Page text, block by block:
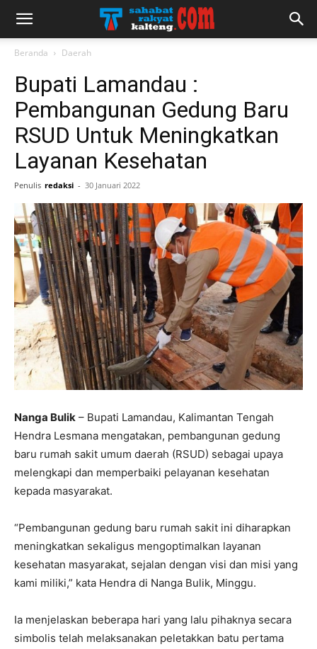
Beranda Daerah
Bupati Lamandau :
Pembangunan Gedung Baru
RSUD Untuk Meningkatkan
Layanan Kesehatan
Penulis redaksi - 30 Januari 2022
Nanga Bulik – Bupati Lamandau, Kalimantan Tengah
Hendra Lesmana mengatakan, pembangunan gedung
baru rumah sakit umum daerah (RSUD) sebagai upaya
melengkapi dan memperbaiki pelayanan kesehatan
kepada masyarakat.
“Pembangunan gedung baru rumah sakit ini diharapkan
meningkatkan sekaligus mengoptimalkan layanan
kesehatan masyarakat, sejalan dengan visi dan misi yang
kami miliki,” kata Hendra di Nanga Bulik, Minggu.
Ia menjelaskan beberapa hari yang lalu pihaknya secara
simbolis telah melaksanakan peletakkan batu pertama